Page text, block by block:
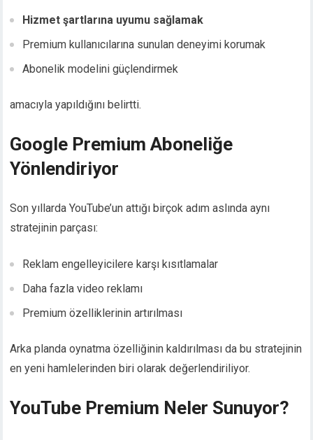
Hizmet şartlarına uyumu sağlamak
Premium kullanıcılarına sunulan deneyimi korumak
Abonelik modelini güçlendirmek
amacıyla yapıldığını belirtti.
Google Premium Aboneliğe
Yönlendiriyor
Son yıllarda YouTube’un attığı birçok adım aslında aynı
stratejinin parçası:
Reklam engelleyicilere karşı kısıtlamalar
Daha fazla video reklamı
Premium özelliklerinin artırılması
Arka planda oynatma özelliğinin kaldırılması da bu stratejinin
en yeni hamlelerinden biri olarak değerlendiriliyor.
YouTube Premium Neler Sunuyor?